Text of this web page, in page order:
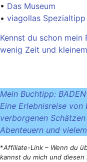
• Das Museum
• viagollas Spezialtipp
Kennst du schon
wenig Zeit und
Mein Buchtipp:
Eine Erlebnisreise
verborgenen
Abenteuern und
*Affiliate-Link – Wenn du
kannst du mich und